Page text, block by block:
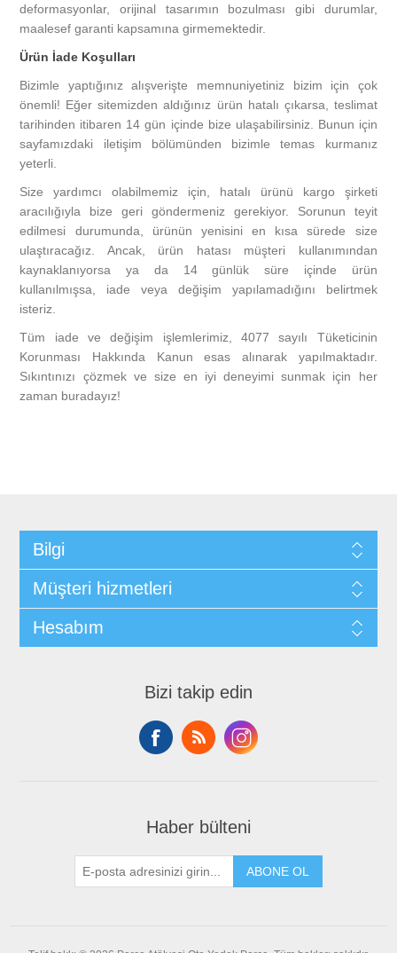
deformasyonlar, orijinal tasarımın bozulması gibi durumlar,
maalesef garanti kapsamına girmemektedir.
Ürün İade Koşulları
Bizimle yaptığınız alışverişte memnuniyetiniz bizim için çok
önemli! Eğer sitemizden aldığınız ürün hatalı çıkarsa, teslimat
tarihinden itibaren 14 gün içinde bize ulaşabilirsiniz. Bunun için
sayfamızdaki iletişim bölümünden bizimle temas kurmanız
yeterli.
Size yardımcı olabilmemiz için, hatalı ürünü kargo şirketi
aracılığıyla bize geri göndermeniz gerekiyor. Sorunun teyit
edilmesi durumunda, ürünün yenisini en kısa sürede size
ulaştıracağız. Ancak, ürün hatası müşteri kullanımından
kaynaklanıyorsa ya da 14 günlük süre içinde ürün
kullanılmışsa, iade veya değişim yapılamadığını belirtmek
isteriz.
Tüm iade ve değişim işlemlerimiz, 4077 sayılı Tüketicinin
Korunması Hakkında Kanun esas alınarak yapılmaktadır.
Sıkıntınızı çözmek ve size en iyi deneyimi sunmak için her
zaman buradayız!
Bilgi
Müşteri hizmetleri
Hesabım
Bizi takip edin
Haber bülteni
ABONE OL